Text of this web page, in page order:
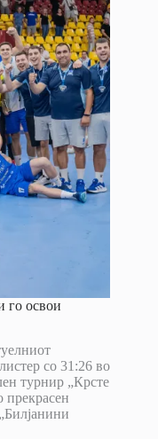
го освои
со 31:26 во
турнир „Крсте
прекрасен